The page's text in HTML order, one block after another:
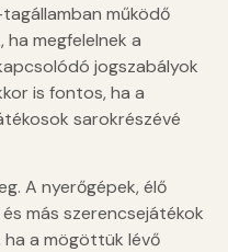
működő
ha megfelelnek a
jogszabályok
is fontos, ha a
sarokrészévé
A nyerőgépek, élő
más szerencsejátékok
ha a mögöttük lévő